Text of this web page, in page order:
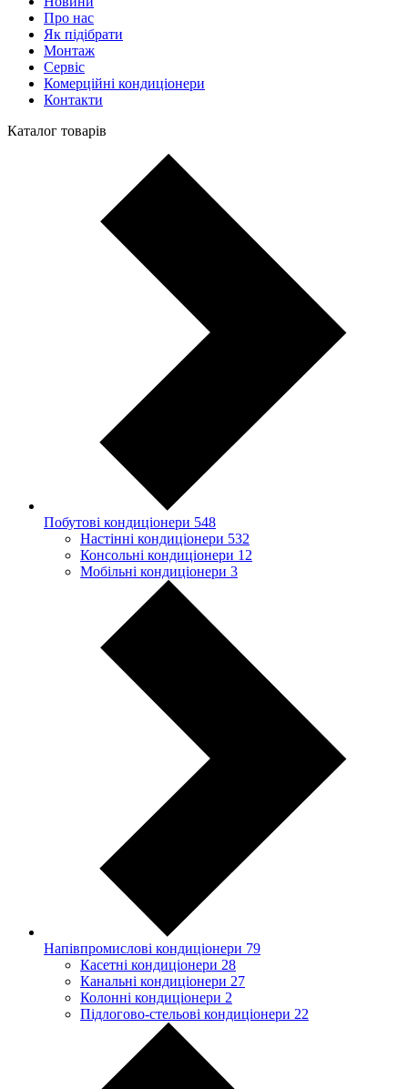
Про нас
Як підібрати
Монтаж
Сервіс
Комерційні кондиціонери
Контакти
Каталог товарів
Побутові кондиціонери 548
Настінні кондиціонери 532
Консольні кондиціонери 12
Мобільні кондиціонери 3
Напівпромислові кондиціонери 79
Касетні кондиціонери 28
Канальні кондиціонери 27
Колонні кондиціонери 2
Підлогово-стельові кондиціонери 22